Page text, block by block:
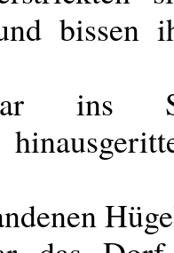
bissen
ins